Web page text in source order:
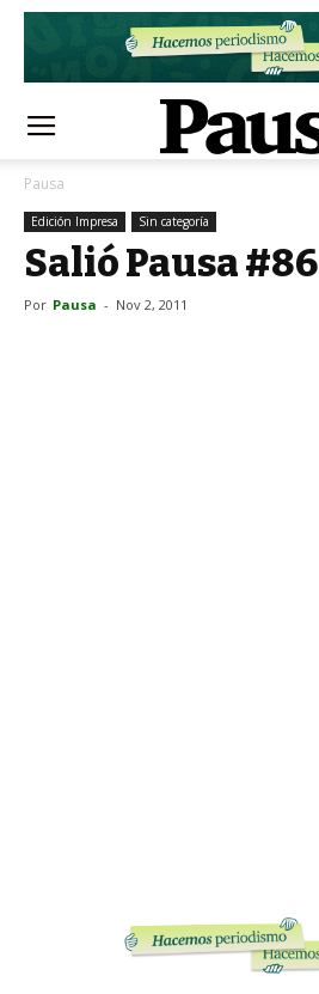
Pausa
Edición Impresa Sin categoría
Salió Pausa #86
Por Pausa - Nov 2, 2011